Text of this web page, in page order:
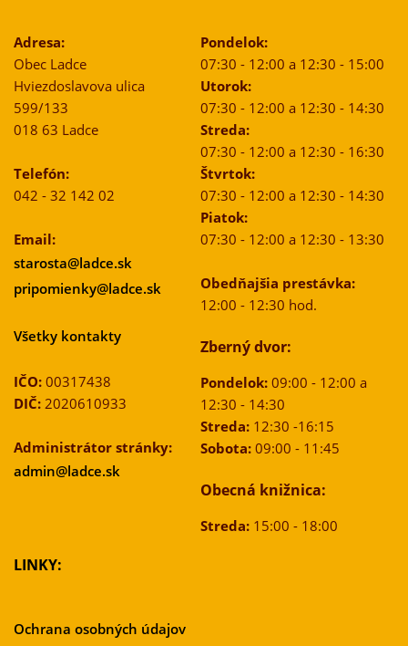
Adresa:
Obec Ladce
Hviezdoslavova ulica
599/133
018 63 Ladce
Telefón:
042 - 32 142 02
Email:
starosta@ladce.sk
pripomienky@ladce.sk
Všetky kontakty
IČO: 00317438
DIČ: 2020610933
Administrátor stránky:
admin@ladce.sk
Pondelok:
07:30 - 12:00 a 12:30 - 15:00
Utorok:
07:30 - 12:00 a 12:30 - 14:30
Streda:
07:30 - 12:00 a 12:30 - 16:30
Štvrtok:
07:30 - 12:00 a 12:30 - 14:30
Piatok:
07:30 - 12:00 a 12:30 - 13:30
Obedňajšia prestávka:
12:00 - 12:30 hod.
Zberný dvor:
Pondelok:09:00 - 12:00 a
12:30 - 14:30
Streda:12:30 -16:15
Sobota:09:00 - 11:45
Obecná knižnica:
Streda:15:00 - 18:00
LINKY:
Ochrana osobných údajov